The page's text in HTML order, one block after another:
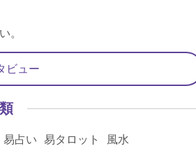
。
ビュー
占い 易タロット 風水